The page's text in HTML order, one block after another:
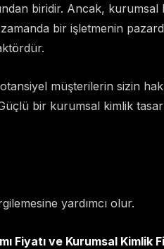
biridir. Ancak, kurumsal
bir işletmenin
müşterilerin sizin
bir kurumsal kimlik
yardımcı olur.
Fiyatı ve Kurumsal Kimlik